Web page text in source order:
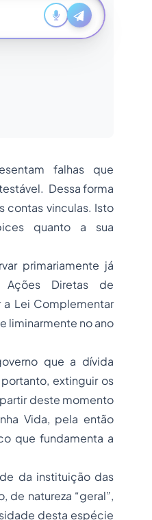
falhas que
Dessa forma
contas vinculas. Isto
quanto a sua
primariamente já
Ações Diretas de
Lei Complementar
liminarmente no ano
que a dívida
extinguir os
deste momento
Vida, pela então
que fundamenta a
da instituição das
de natureza “geral”,
desta espécie